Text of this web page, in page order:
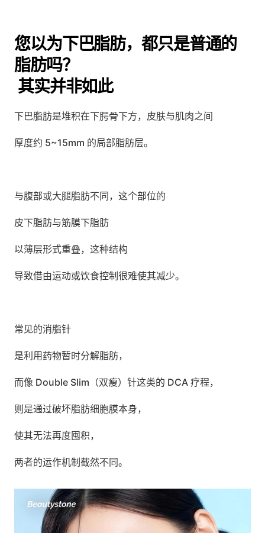
您以为下巴脂肪，都只是普通的
脂肪吗？
其实并非如此
下巴脂肪是堆积在下腭骨下方，皮肤与肌肉之间
厚度约 5~15mm 的局部脂肪层。
与腹部或大腿脂肪不同，这个部位的
皮下脂肪与筋膜下脂肪
以薄层形式重叠，这种结构
导致借由运动或饮食控制很难使其减少。
常见的消脂针
是利用药物暂时分解脂肪，
而像 Double Slim（双瘦）针这类的 DCA 疗程，
则是通过破坏脂肪细胞膜本身，
使其无法再度囤积，
两者的运作机制截然不同。